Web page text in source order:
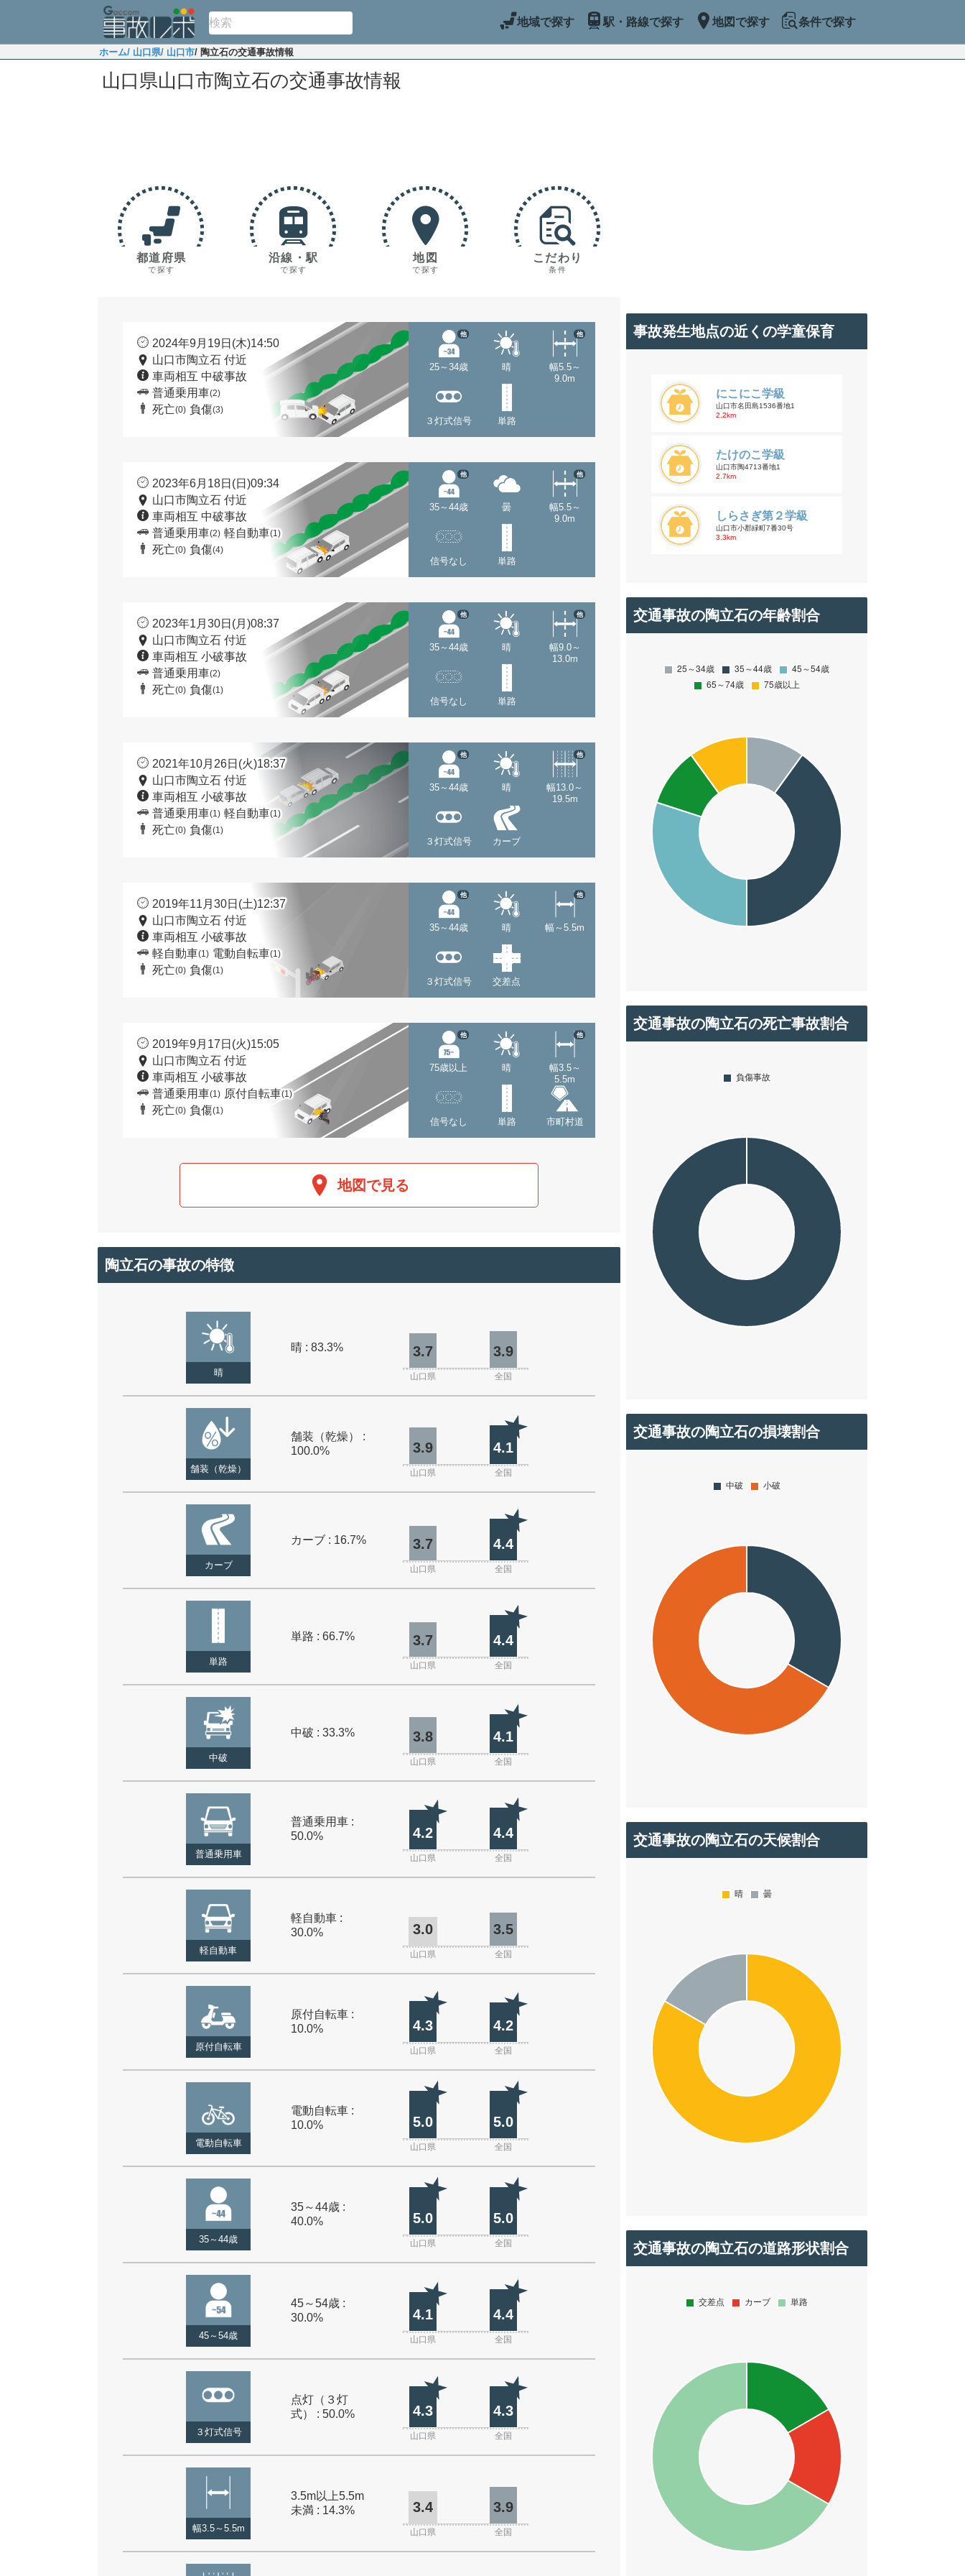
地域で探す 駅・路線で探す 地図で探す 条件で探す
ホーム/ 山口県/ 山口市/ 陶立石の交通事故情報
山口県山口市陶立石の交通事故情報
都道府県
で探す
沿線・駅
で探す
地図
で探す
こだわり
条件
2024年9月19日(木)14:50
山口市陶立石 付近
車両相互 中破事故
普通乗用車(2)
死亡(0) 負傷(3)
25～34歳
他
晴
幅5.5～
9.0m
他
３灯式信号 単路
2023年6月18日(日)09:34
山口市陶立石 付近
車両相互 中破事故
普通乗用車(2) 軽自動車(1)
死亡(0) 負傷(4)
35～44歳
他
曇
幅5.5～
9.0m
他
信号なし 単路
2023年1月30日(月)08:37
山口市陶立石 付近
車両相互 小破事故
普通乗用車(2)
死亡(0) 負傷(1)
35～44歳
他
晴
幅9.0～
13.0m
他
信号なし 単路
2021年10月26日(火)18:37
山口市陶立石 付近
車両相互 小破事故
普通乗用車(1) 軽自動車(1)
死亡(0) 負傷(1)
35～44歳
他
晴
幅13.0～
19.5m
他
３灯式信号 カーブ
2019年11月30日(土)12:37
山口市陶立石 付近
車両相互 小破事故
軽自動車(1) 電動自転車(1)
死亡(0) 負傷(1)
35～44歳
他
晴 幅～5.5m
他
３灯式信号 交差点
2019年9月17日(火)15:05
山口市陶立石 付近
車両相互 小破事故
普通乗用車(1) 原付自転車(1)
死亡(0) 負傷(1)
75歳以上
他
晴
幅3.5～
5.5m
他
信号なし 単路 市町村道
地図で見る
陶立石の事故の特徴
晴
晴 : 83.3% 3.7 3.9
山口県 全国
舗装（乾燥）
舗装（乾燥） :
100.0%
3.9 4.1
山口県 全国
カーブ
カーブ : 16.7% 3.7 4.4
山口県 全国
単路
単路 : 66.7% 3.7 4.4
山口県 全国
中破
中破 : 33.3% 3.8 4.1
山口県 全国
普通乗用車
普通乗用車 :
50.0%
4.2 4.4
山口県 全国
軽自動車
軽自動車 :
30.0%
3.0 3.5
山口県 全国
原付自転車
原付自転車 :
10.0%
4.3 4.2
山口県 全国
電動自転車
電動自転車 :
10.0%
5.0 5.0
山口県 全国
35～44歳
35～44歳 :
40.0%
5.0 5.0
山口県 全国
45～54歳
45～54歳 :
30.0%
4.1 4.4
山口県 全国
３灯式信号
点灯（３灯
式） : 50.0%
4.3 4.3
山口県 全国
幅3.5～5.5m
3.5m以上5.5m
未満 : 14.3%
3.4 3.9
山口県 全国
事故発生地点の近くの学童保育
にこにこ学級
山口市名田島1536番地1
2.2km
たけのこ学級
山口市陶4713番地1
2.7km
しらさぎ第２学級
山口市小郡緑町7番30号
3.3km
交通事故の陶立石の年齢割合
交通事故の陶立石の死亡事故割合
交通事故の陶立石の損壊割合
交通事故の陶立石の天候割合
交通事故の陶立石の道路形状割合